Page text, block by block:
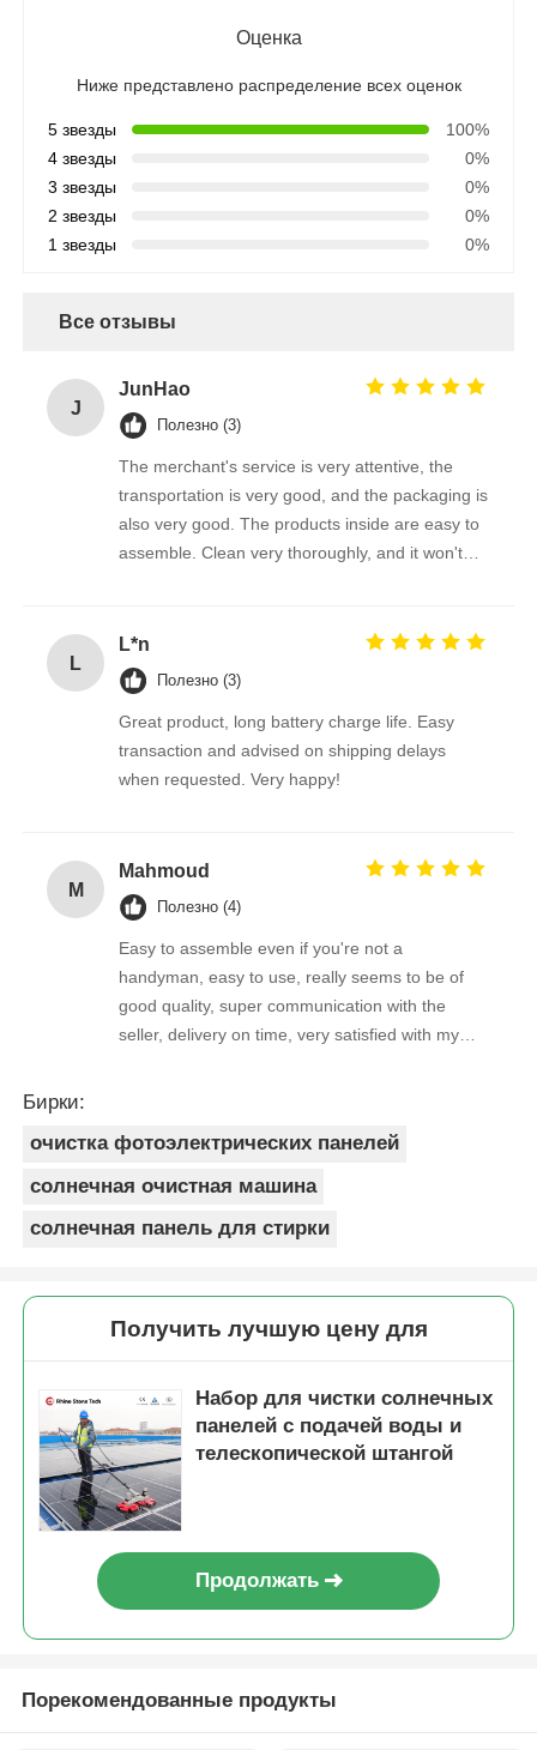
Оценка
Ниже представлено распределение всех оценок
5 звезды
100%
4 звезды
0%
3 звезды
0%
2 звезды
0%
1 звезды
0%
Все отзывы
J
JunHao
Полезно (3)
The merchant's service is very attentive, the
transportation is very good, and the packaging is
also very good. The products inside are easy to
assemble. Clean very thoroughly, and it won't
L
L*n
Полезно (3)
Great product, long battery charge life. Easy
transaction and advised on shipping delays
when requested. Very happy!
M
Mahmoud
Полезно (4)
Easy to assemble even if you're not a
handyman, easy to use, really seems to be of
good quality, super communication with the
seller, delivery on time, very satisfied with my
Бирки:
очистка фотоэлектрических панелей
солнечная очистная машина
солнечная панель для стирки
Получить лучшую цену для
Набор для чистки солнечных
панелей с подачей воды и
телескопической штангой
Продолжать
Порекомендованные продукты